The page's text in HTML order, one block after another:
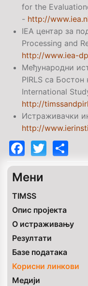
for the
- http://
IEA центар за
Processing and
http://www.iea-
Међународни
PIRLS са Бостон
International
http://
Истраживачки
http://
Facebook
Mени
TIMSS
Опис пројекта
O истраживању
Резултати
Базе података
Корисни линкови
Медији